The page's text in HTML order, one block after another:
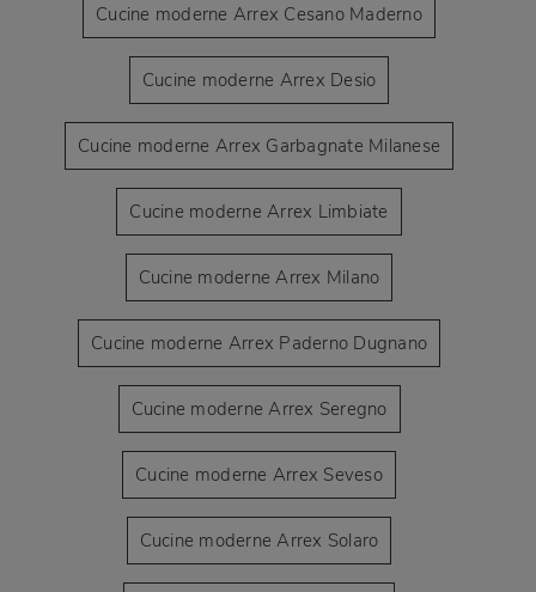
Cucine moderne Arrex Cesano Maderno
Cucine moderne Arrex Desio
Cucine moderne Arrex Garbagnate Milanese
Cucine moderne Arrex Limbiate
Cucine moderne Arrex Milano
Cucine moderne Arrex Paderno Dugnano
Cucine moderne Arrex Seregno
Cucine moderne Arrex Seveso
Cucine moderne Arrex Solaro